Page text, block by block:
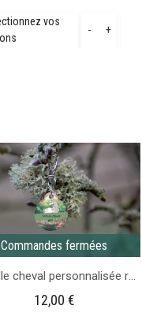
vos
-
quantité
de
harnais
en
biothane
+
Commandes fermées
Médaille cheval personnalisée ronde Dessin de cheval
12,00 €